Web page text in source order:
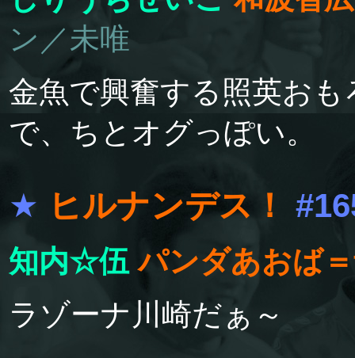
ン／未唯
金魚で興奮する照英おも
で、ちとオグっぽい。
★ ヒルナンデス！
知内☆伍 パンダあおば
ラゾーナ川崎だぁ～